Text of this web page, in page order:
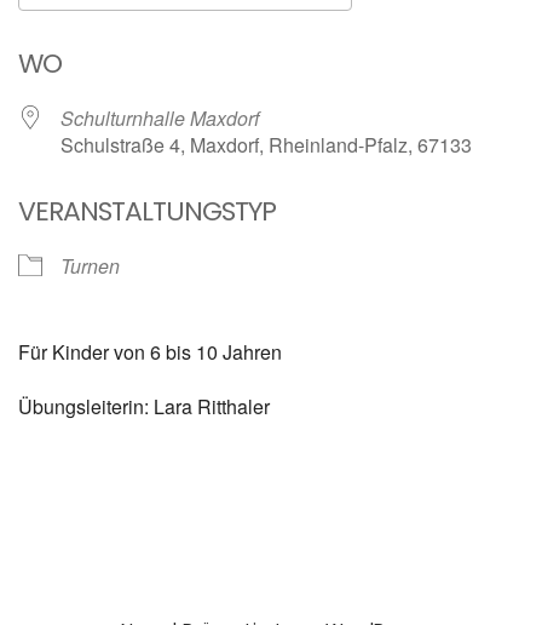
WO
Schulturnhalle Maxdorf
Schulstraße 4, Maxdorf, Rheinland-Pfalz, 67133
VERANSTALTUNGSTYP
Turnen
Für Kinder von 6 bis 10 Jahren
Übungsleiterin: Lara Ritthaler